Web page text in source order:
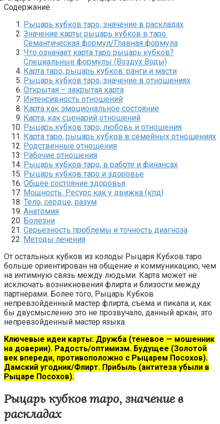
Содержание
Рыцарь кубков таро, значение в раскладах
Значение карты рыцарь кубков в таро.
Семантическая формул/Главная формула
Что означает карта таро рыцарь кубков?
Специальные формулы (Воздух Воды)
Карта таро, рыцарь кубков: ранги и масти
Рыцарь кубков таро, значение в отношениях
Открытая – закрытая карта
Интенсивность отношений
Карта как эмоциональное состояние
Карта, как сценарий отношений
Рыцарь кубков таро, любовь и отношения
Карта таро, рыцарь кубков в семейных отношениях
Родственные отношения
Рабочие отношения
Рыцарь кубков таро, в работе и финансах
Рыцарь кубков таро и здоровье
Общее состояние здоровья
Мощность. Ресурс как у движка (кпд)
Тело, сердце, разум
Анатомия
Болезни
Серьезность проблемы и точность диагноза
Методы лечения
От остальных кубков из колоды Рыцаря Кубков таро
больше ориентирован на общение и коммуникацию, чем
на интимную связь между людьми. Карта может не
исключать возникновения флирта и близости между
партнерами. Более того, Рыцарь Кубков
непревзойденный мастер флирта, съема и пикапа и, как
бы двусмысленно это не прозвучало, данный аркан, это
непревзойденный мастер языка.
Ключевые идеи карты: Дружба (теневое — мошенник
на доверии). Радость/оптимизм. Будущее (Золотой
век впереди, противоположно с Рыцарем Посохов).
Дамский угодник/Флирт. Прибыль (антитеза убыли в
Рыцаре Посохов).
Рыцарь кубков таро, значение в
раскладах